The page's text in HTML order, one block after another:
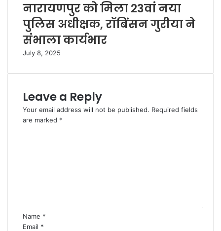
नारायणपुर को मिला 23वां नया
पुलिस अधीक्षक, रॉबिंसन गुरीया ने
संभाला कार्यभार
July 8, 2025
Leave a Reply
Your email address will not be published. Required fields
are marked *
Name *
Email *